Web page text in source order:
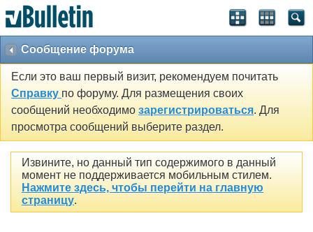
Сообщение форума
Если это ваш первый визит, рекомендуем почитать
Справку по форуму. Для размещения своих
сообщений необходимо зарегистрироваться. Для
просмотра сообщений выберите раздел.
Извините, но данный тип содержимого в данный
момент не поддерживается мобильным стилем.
Нажмите здесь, чтобы перейти на главную
страницу.